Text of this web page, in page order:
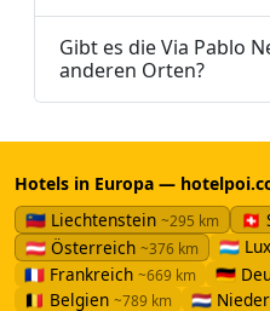
Gibt es die Via Pablo
anderen Orten?
Hotels in Europa —
🇱🇮 Liechtenstein ~295 km 🇨🇭
🇦🇹 Österreich ~376 km 🇱🇺
🇫🇷 Frankreich ~669 km 🇩🇪
🇧🇪 Belgien ~789 km 🇳🇱